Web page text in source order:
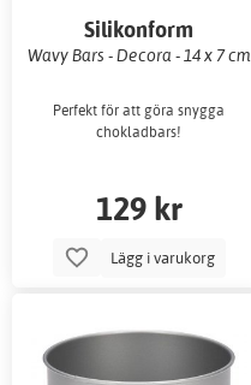
Silikonform
Wavy Bars - Decora - 14 x 7 cm
Perfekt för att göra snygga
chokladbars!
129 kr
Lägg i varukorg